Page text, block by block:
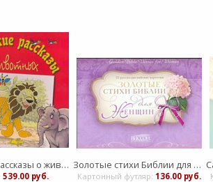
Библейские рассказы о животных
539.00 руб.
Золотые стихи Библии для женщин - 22 анго-руские карточки и подставка-домик
Картонный футляр:136.00 руб.